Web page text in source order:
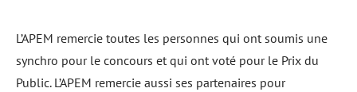
L’APEM remercie toutes les personnes qui ont soumis une
synchro pour le concours et qui ont voté pour le Prix du
Public. L’APEM remercie aussi ses partenaires pour